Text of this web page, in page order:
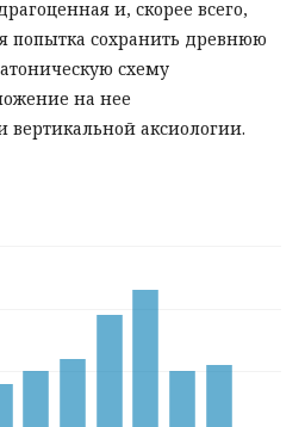
и, скорее всего,
попытка сохранить древнюю
схему
на нее
вертикальной аксиологии.